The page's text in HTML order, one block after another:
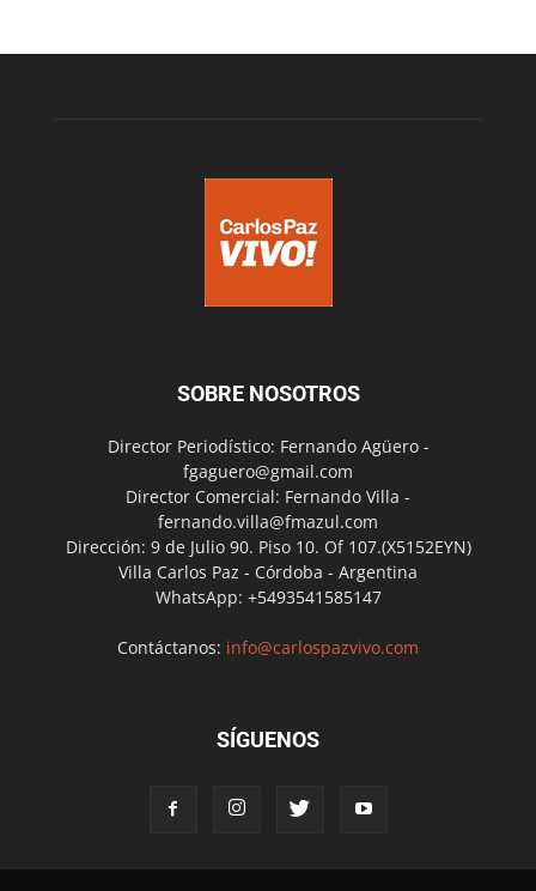
SOBRE NOSOTROS
Director Periodístico: Fernando Agüero -
fgaguero@gmail.com
Director Comercial: Fernando Villa -
fernando.villa@fmazul.com
Dirección: 9 de Julio 90. Piso 10. Of 107.(X5152EYN)
Villa Carlos Paz - Córdoba - Argentina
WhatsApp: +5493541585147
Contáctanos: info@carlospazvivo.com
SÍGUENOS